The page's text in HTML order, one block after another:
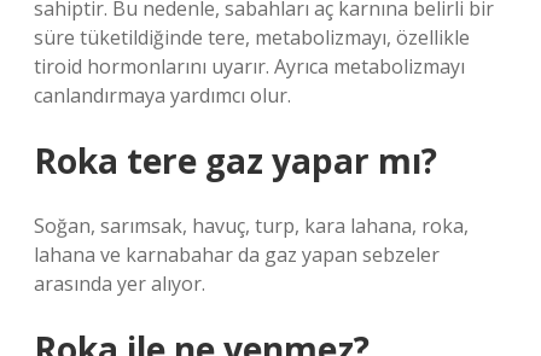
sahiptir. Bu nedenle, sabahları aç karnına belirli bir
süre tüketildiğinde tere, metabolizmayı, özellikle
tiroid hormonlarını uyarır. Ayrıca metabolizmayı
canlandırmaya yardımcı olur.
Roka tere gaz yapar mı?
Soğan, sarımsak, havuç, turp, kara lahana, roka,
lahana ve karnabahar da gaz yapan sebzeler
arasında yer alıyor.